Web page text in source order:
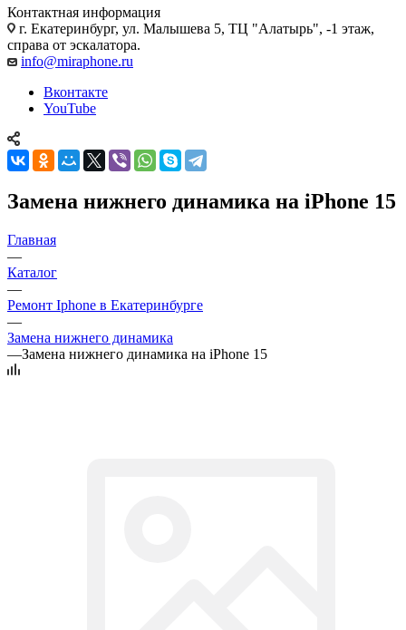
Контактная информация
г. Екатеринбург, ул. Малышева 5, ТЦ "Алатырь", -1 этаж,
справа от эскалатора.
info@miraphone.ru
Вконтакте
YouTube
Замена нижнего динамика на iPhone 15
Главная
—
Каталог
—
Ремонт Iphone в Екатеринбурге
—
Замена нижнего динамика
—Замена нижнего динамика на iPhone 15